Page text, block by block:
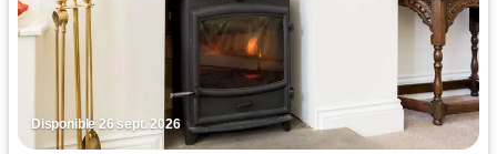
Disponible 26 sept. 2026